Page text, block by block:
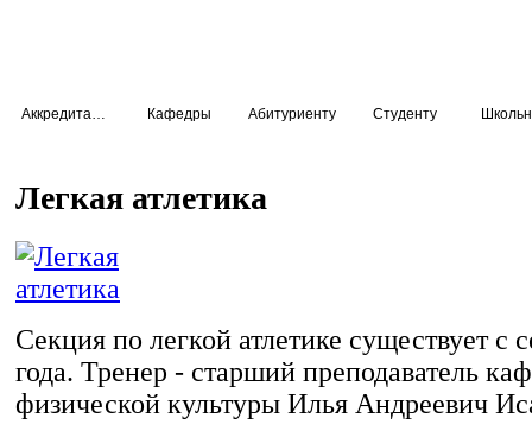
Кафедры Абитуриенту Студенту
Легкая атлетика
Секция по легкой атлетике существует с
года. Тренер - старший преподаватель
физической культуры Илья Андреевич